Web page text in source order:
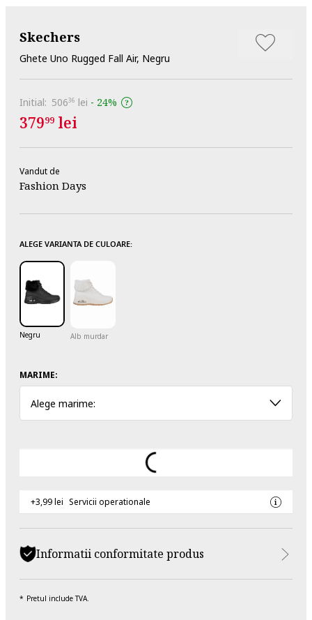
Skechers
Ghete Uno Rugged Fall Air, Negru
Initial: 50636 lei - 24%
37999 lei
Vandut de
Fashion Days
ALEGE VARIANTA DE CULOARE:
Negru Alb murdar
MARIME:
Alege marime:
+3,99 lei Servicii operationale
Informatii conformitate produs
Pretul include TVA.